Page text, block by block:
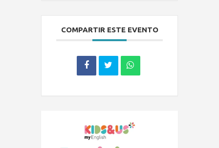
COMPARTIR ESTE EVENTO